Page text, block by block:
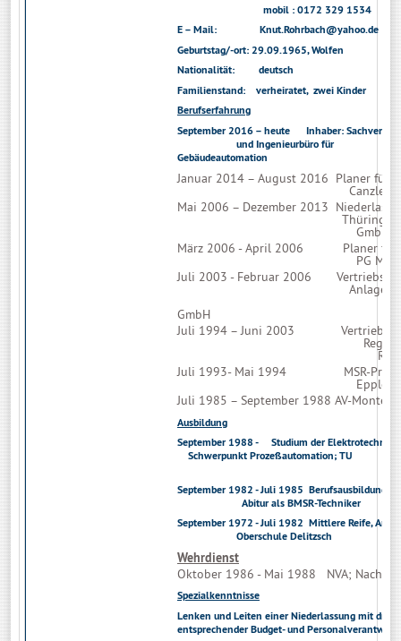
mobil : 0172 329 1534
E – Mail: Knut.Rohrbach@yahoo.de
Geburtstag/-ort: 29.09.1965, Wolfen
Nationalität: deutsch
Familienstand: verheiratet, zwei Kinder
Berufserfahrung
September 2016 – heute Inhaber:
und
Gebäudeautomation
Januar 2014 – August 2016 Planer
Canzler
Mai 2006 – Dezember 2013
Thüringen der
GmbH
März 2006 - April 2006 Planer für
PG M+M AG
Juli 2003 - Februar 2006
GmbH &
Juli 1994 – Juni 2003
Region
Juli 1993- Mai 1994 MSR-
Epple
Juli 1985 – September 1988 AV-Monteur
Ausbildung
September 1988 - Studium der
Schwerpunkt
September 1982 - Juli 1985
Abitur als BMSR-Techniker
September 1972 - Juli 1982
Oberschule Delitzsch
Wehrdienst
Oktober 1986 - Mai 1988 NVA;
Spezialkenntnisse
Lenken und Leiten einer Niederlassung mit drei
entsprechender Budget- und